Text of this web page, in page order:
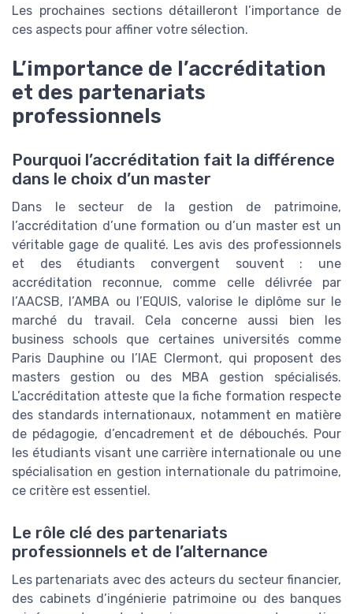
Les prochaines sections détailleront l’importance de
ces aspects pour affiner votre sélection.
L’importance de l’accréditation
et des partenariats
professionnels
Pourquoi l’accréditation fait la différence
dans le choix d’un master
Dans le secteur de la gestion de patrimoine,
l’accréditation d’une formation ou d’un master est un
véritable gage de qualité. Les avis des professionnels
et des étudiants convergent souvent : une
accréditation reconnue, comme celle délivrée par
l’AACSB, l’AMBA ou l’EQUIS, valorise le diplôme sur le
marché du travail. Cela concerne aussi bien les
business schools que certaines universités comme
Paris Dauphine ou l’IAE Clermont, qui proposent des
masters gestion ou des MBA gestion spécialisés.
L’accréditation atteste que la fiche formation respecte
des standards internationaux, notamment en matière
de pédagogie, d’encadrement et de débouchés. Pour
les étudiants visant une carrière internationale ou une
spécialisation en gestion internationale du patrimoine,
ce critère est essentiel.
Le rôle clé des partenariats
professionnels et de l’alternance
Les partenariats avec des acteurs du secteur financier,
des cabinets d’ingénierie patrimoine ou des banques